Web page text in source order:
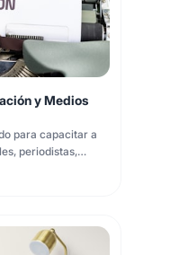
y Medios
para capacitar a
periodistas,
y expertos en
de los medios